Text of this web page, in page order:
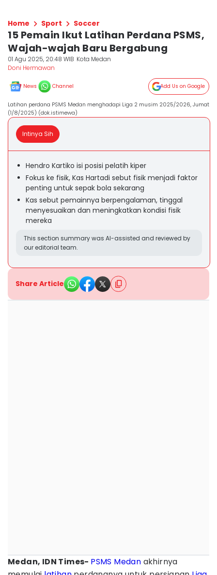
Home Sport Soccer
15 Pemain Ikut Latihan Perdana PSMS,
Wajah-wajah Baru Bergabung
01 Agu 2025, 20:48 WIB Kota Medan
Doni Hermawan
News Channel Add Us on Google
Latihan perdana PSMS Medan menghadapi Liga 2 musim 2025/2026, Jumat
(1/8/2025) (dok.istimewa)
Intinya Sih
Hendro Kartiko isi posisi pelatih kiper
Fokus ke fisik, Kas Hartadi sebut fisik menjadi faktor
penting untuk sepak bola sekarang
Kas sebut pemainnya berpengalaman, tinggal
menyesuaikan dan meningkatkan kondisi fisik
mereka
This section summary was AI-assisted and reviewed by
our editorial team.
Share Article
Medan, IDN Times- PSMS Medan akhirnya